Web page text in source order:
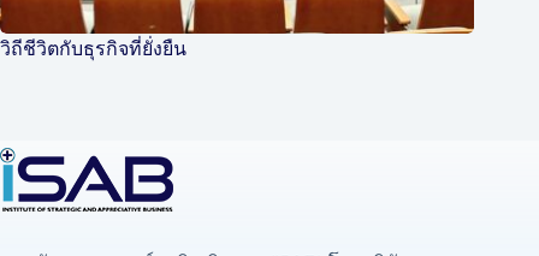
วิถีชีวิตกับธุรกิจที่ยั่งยืน